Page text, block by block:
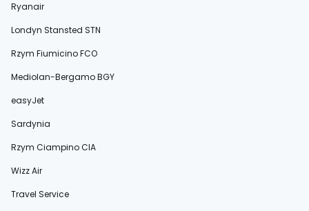
Ryanair
Londyn Stansted STN
Rzym Fiumicino FCO
Mediolan-Bergamo BGY
easyJet
Sardynia
Rzym Ciampino CIA
Wizz Air
Travel Service